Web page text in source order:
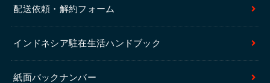
配送依頼・解約フォーム
インドネシア駐在生活ハンドブック
紙面バックナンバー